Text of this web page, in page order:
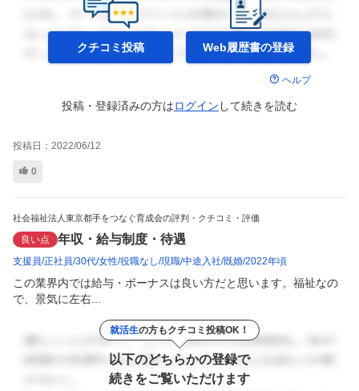
クチコミ投稿 Web履歴書の登録
ヘルプ
投稿・登録済みの方はログイン して続きを読む
投稿日： 2022/06/12
0
社会福祉法人東京都手をつなぐ育成会の評判・クチコミ・評価
良い点 年収・給与制度・待遇
支援員 正社員 30代 女性 役職なし 現職 中途入社 既婚 2022年頃
この業界内では給与・ボーナスは良い方だと思います。福祉なの
で、景気に左右...
就活生の方もクチコミ投稿OK！
以下のどちらかの登録で
続きをご覧いただけます